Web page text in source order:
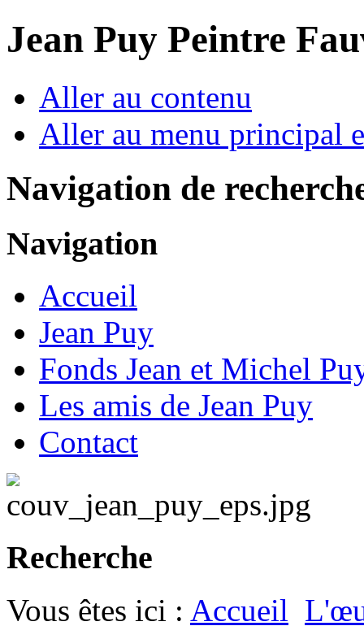
Jean Puy Peintre
Aller au contenu
Aller au menu principal
Navigation de
Navigation
Accueil
Jean Puy
Fonds Jean et Michel
Les amis de Jean Puy
Contact
Recherche
Vous êtes ici : Accueil